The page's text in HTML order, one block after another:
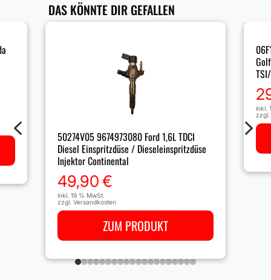
DAS KÖNNTE DIR GEFALLEN
50274V05 9674973080 Ford 1,6L TDCI
Diesel Einspritzdüse / Dieseleinspritzdüse
Injektor Continental
49,90€
inkl. 19 % MwSt.
zzgl. Versandkosten
ZUM PRODUKT
inkl.
zzgl.
4 5